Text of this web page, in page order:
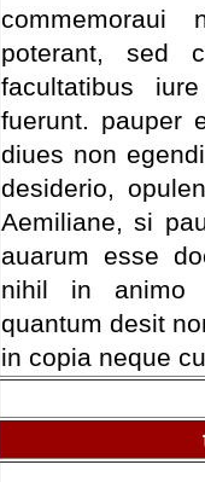
poterant, sed
facultatibus
fuerunt. pauper
diues non
desiderio,
Aemiliane, si
auarum esse
nihil in animo
quantum desit
in copia neque